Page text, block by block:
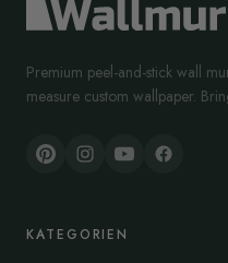
Premium peel-and-stick wall
measure custom wallpaper.
KATEGORIEN